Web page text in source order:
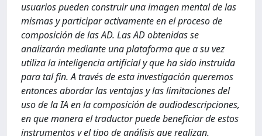
usuarios pueden construir una imagen mental de las
mismas y participar activamente en el proceso de
composición de las AD. Las AD obtenidas se
analizarán mediante una plataforma que a su vez
utiliza la inteligencia artificial y que ha sido instruida
para tal fin. A través de esta investigación queremos
entonces abordar las ventajas y las limitaciones del
uso de la IA en la composición de audiodescripciones,
en que manera el traductor puede beneficiar de estos
instrumentos y el tipo de análisis que realizan.